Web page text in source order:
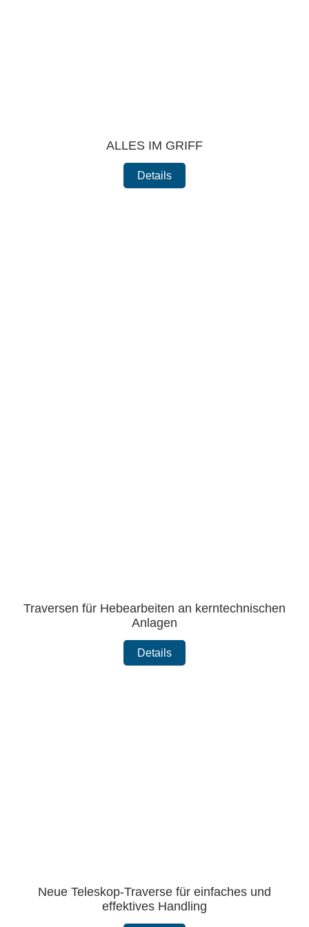
ALLES IM GRIFF
Details
Traversen für Hebearbeiten an kerntechnischen
Anlagen
Details
Neue Teleskop-Traverse für einfaches und
effektives Handling